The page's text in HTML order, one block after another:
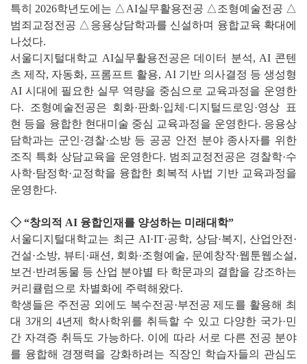
특히 2026학년도에는 △AI실무활용전공 △조형예술전공 △
범죄교정전공 △응용상담학과를 신설하며 융합교육 확대에
나섰다.
서울디지털대학교 AI실무활용전공은 데이터 분석, AI 콘텐
츠 제작, 자동화, 프롬프트 활용, AI 기반 의사결정 등 생성형
AI 시대에 필요한 실무 역량을 중심으로 교육과정을 운영한
다. 조형예술전공은 회화·판화·입체·디지털드로잉·영상 표
현 등을 융합한 현대미술 중심 교육과정을 운영한다. 응용상
담학과는 군인·경찰·소방 등 공공 안전 분야 종사자를 위한
조직 특화 상담교육을 운영한다. 범죄교정전공은 경찰학·수
사학·탐정학·교정학을 융합한 회복적 사법 기반 교육과정을
운영한다.
◇ “창의적 AI 융합인재를 양성하는 미래대학”
서울디지털대학교는 최근 AI·IT·공학, 상담·복지, 산업안전·
건설·소방, 뷰티·패션, 회화·조형예술, 문예창작·웹툰웹소설,
보건·반려동물 등 산업 분야별 타 학문과의 결합을 강조하는
커리큘럼으로 차별화에 주력해왔다.
학생들은 주전공 외에도 복수전공·부전공 제도를 활용해 최
대 3개의 4년제 학사학위를 취득할 수 있고 다양한 국가·민
간 자격증 취득도 가능하다. 이에 따라 서로 다른 전공 분야
를 융합해 경쟁력을 강화하려는 직장인 학습자들의 관심도